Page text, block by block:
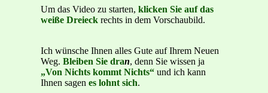
Um das Video zu starten, klicken Sie auf das
weiße Dreieck rechts in dem Vorschaubild.
Ich wünsche Ihnen alles Gute auf Ihrem Neuen
Weg. Bleiben Sie dran, denn Sie wissen ja
„Von Nichts kommt Nichts“ und ich kann
Ihnen sagen es lohnt sich.